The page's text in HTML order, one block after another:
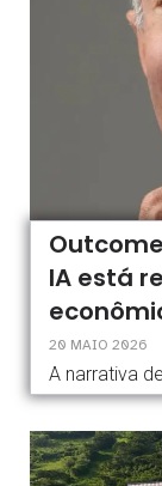
IA está
20 MAIO 2026
A narrativa